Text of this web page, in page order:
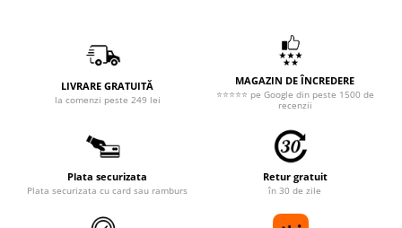
LIVRARE GRATUITĂ
la comenzi peste 249 lei
MAGAZIN DE ÎNCREDERE
⭐⭐⭐⭐⭐ pe Google din peste 1500 de
recenzii
Plata securizata
Plata securizata cu card sau ramburs
Retur gratuit
în 30 de zile